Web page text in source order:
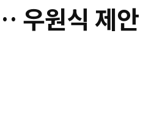
우원식 제안